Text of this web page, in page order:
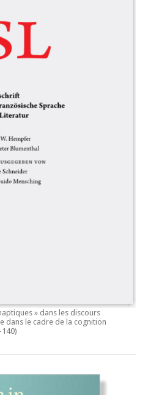
» dans les discours
dans le cadre de la cognition